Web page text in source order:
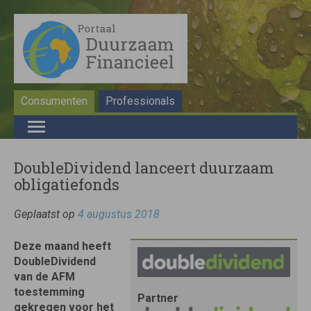
Consumenten Professionals
DoubleDividend lanceert duurzaam
obligatiefonds
Geplaatst op 4 augustus 2018
Partner
Deze maand heeft
DoubleDividend
van de AFM
toestemming
gekregen voor het